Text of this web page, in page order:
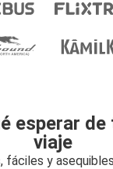
esperar de
viaje
fáciles y